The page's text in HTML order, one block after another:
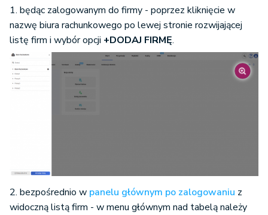
1. będąc zalogowanym do firmy - poprzez kliknięcie w
nazwę biura rachunkowego po lewej stronie rozwijającej
listę firm i wybór opcji +DODAJ FIRMĘ.
2. bezpośrednio w panelu głównym po zalogowaniu z
widoczną listą firm - w menu głównym nad tabelą należy